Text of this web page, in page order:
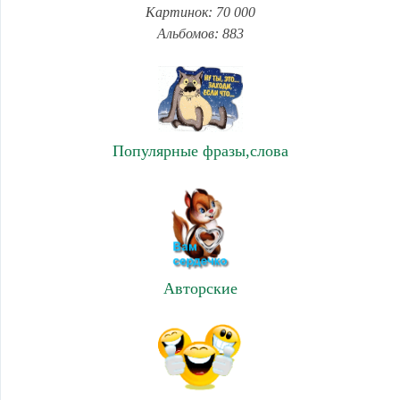
Картинок: 70 000
Альбомов: 883
Популярные фразы,слова
Авторские